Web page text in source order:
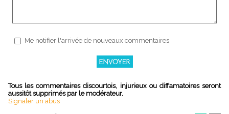
Me notifier l'arrivée de nouveaux commentaires
Tous les commentaires discourtois, injurieux ou diffamatoires seront
aussitôt supprimés par le modérateur.
Signaler un abus